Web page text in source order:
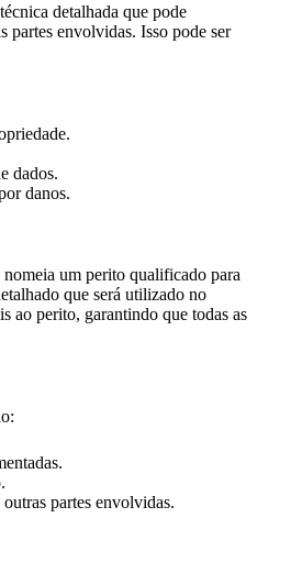
detalhada que pode
partes envolvidas. Isso pode ser
dados.
danos.
um perito qualificado para
que será utilizado no
ao perito, garantindo que todas as
partes envolvidas.